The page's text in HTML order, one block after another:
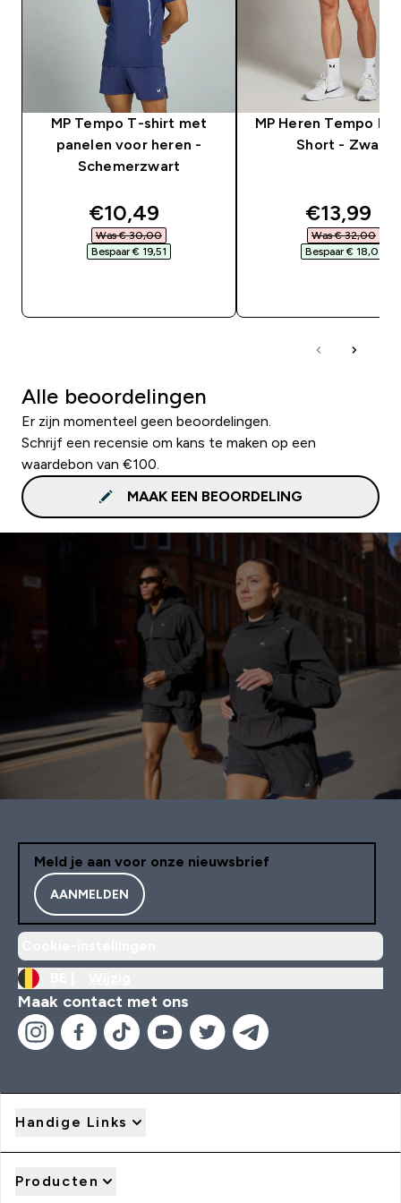
MP Tempo T-shirt met
panelen voor heren -
Schemerzwart
discounted price
€10,49‎
Was € 30,00‎
Bespaar € 19,51‎
MP Heren Tempo
Short - Zwart
€13,99‎
Was € 32,00‎
Bespaar € 18,01‎
Alle beoordelingen
Er zijn momenteel geen beoordelingen.
Schrijf een recensie om kans te maken op een
waardebon van €100.
MAAK EEN BEOORDELING
Meld je aan voor onze nieuwsbrief
AANMELDEN
Maak contact met ons
Handige Links
Producten